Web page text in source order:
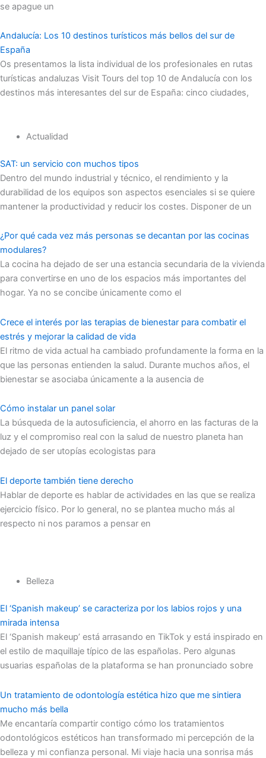
se apague un
Andalucía: Los 10 destinos turísticos más bellos del sur de
España
Os presentamos la lista individual de los profesionales en rutas
turísticas andaluzas Visit Tours del top 10 de Andalucía con los
destinos más interesantes del sur de España: cinco ciudades,
Actualidad
SAT: un servicio con muchos tipos
Dentro del mundo industrial y técnico, el rendimiento y la
durabilidad de los equipos son aspectos esenciales si se quiere
mantener la productividad y reducir los costes. Disponer de un
¿Por qué cada vez más personas se decantan por las cocinas
modulares?
La cocina ha dejado de ser una estancia secundaria de la vivienda
para convertirse en uno de los espacios más importantes del
hogar. Ya no se concibe únicamente como el
Crece el interés por las terapias de bienestar para combatir el
estrés y mejorar la calidad de vida
El ritmo de vida actual ha cambiado profundamente la forma en la
que las personas entienden la salud. Durante muchos años, el
bienestar se asociaba únicamente a la ausencia de
Cómo instalar un panel solar
La búsqueda de la autosuficiencia, el ahorro en las facturas de la
luz y el compromiso real con la salud de nuestro planeta han
dejado de ser utopías ecologistas para
El deporte también tiene derecho
Hablar de deporte es hablar de actividades en las que se realiza
ejercicio físico. Por lo general, no se plantea mucho más al
respecto ni nos paramos a pensar en
Belleza
El ‘Spanish makeup’ se caracteriza por los labios rojos y una
mirada intensa
El ‘Spanish makeup’ está arrasando en TikTok y está inspirado en
el estilo de maquillaje típico de las españolas. Pero algunas
usuarias españolas de la plataforma se han pronunciado sobre
Un tratamiento de odontología estética hizo que me sintiera
mucho más bella
Me encantaría compartir contigo cómo los tratamientos
odontológicos estéticos han transformado mi percepción de la
belleza y mi confianza personal. Mi viaje hacia una sonrisa más